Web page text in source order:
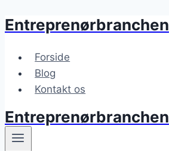
Fortsæt
indhold
Entreprenørbranchen
Forside
Blog
Kontakt os
Entreprenørbranchen